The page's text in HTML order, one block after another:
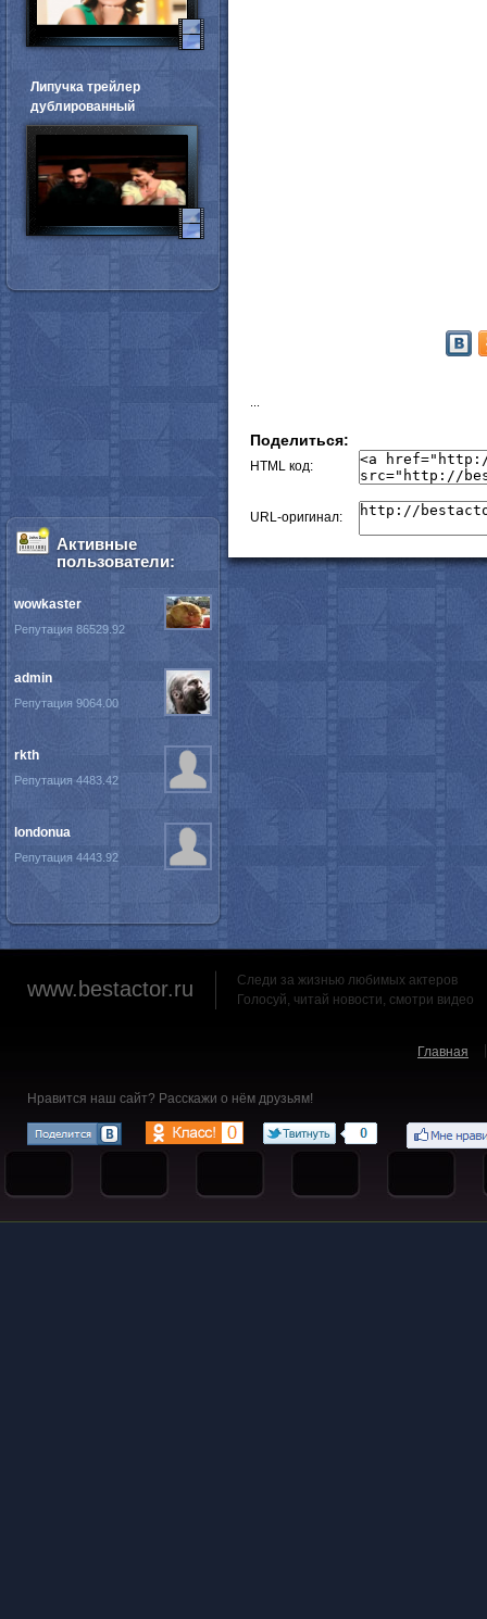
Поделиться:
HTML код:
URL-оригинал:
Липучка трейлер
дублированный
Активные
пользователи:
wowkaster
Репутация 86529.92
admin
Репутация 9064.00
rkth
Репутация 4483.42
londonua
Репутация 4443.92
www.bestactor.ru
Следи за жизнью любимых актеров
Голосуй, читай новости, смотри видео
Главная
Нравится наш сайт? Расскажи о нём друзьям!